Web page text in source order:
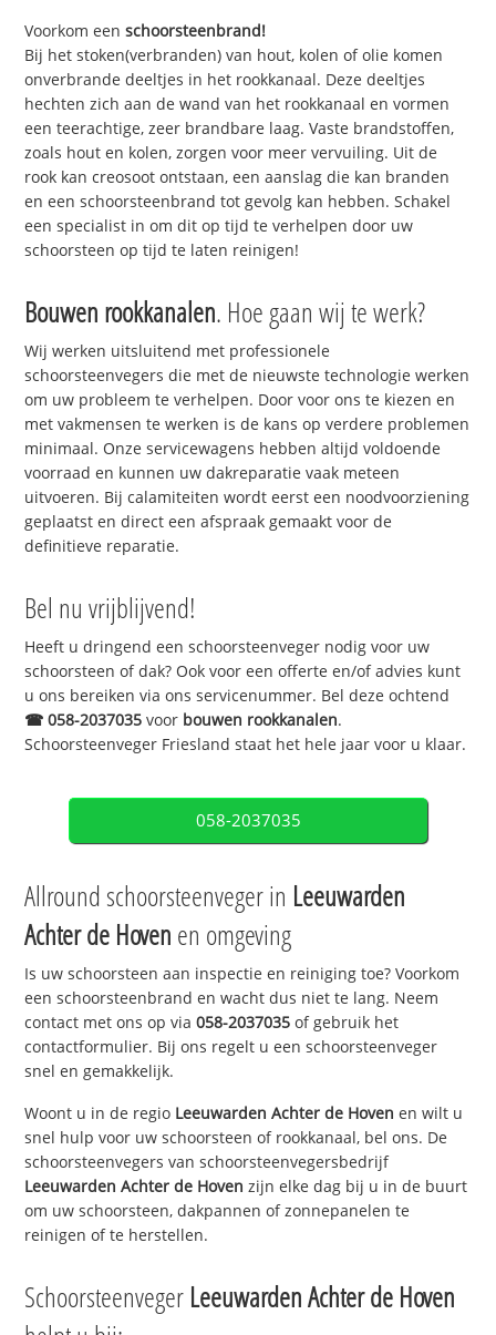
Voorkom eenschoorsteenbrand!
Bij het stoken(verbranden) van hout, kolen of olie komen
onverbrande deeltjes in het rookkanaal. Deze deeltjes
hechten zich aan de wand van het rookkanaal en vormen
een teerachtige, zeer brandbare laag. Vaste brandstoffen,
zoals hout en kolen, zorgen voor meer vervuiling. Uit de
rook kan creosoot ontstaan, een aanslag die kan branden
en een schoorsteenbrand tot gevolg kan hebben. Schakel
een specialist in om dit op tijd te verhelpen door uw
schoorsteen op tijd te laten reinigen!
Bouwen rookkanalen. Hoe gaan wij te werk?
Wij werken uitsluitend met professionele
schoorsteenvegers die met de nieuwste technologie werken
om uw probleem te verhelpen. Door voor ons te kiezen en
met vakmensen te werken is de kans op verdere problemen
minimaal. Onze servicewagens hebben altijd voldoende
voorraad en kunnen uw dakreparatie vaak meteen
uitvoeren. Bij calamiteiten wordt eerst een noodvoorziening
geplaatst en direct een afspraak gemaakt voor de
definitieve reparatie.
Bel nu vrijblijvend!
Heeft u dringend een schoorsteenveger nodig voor uw
schoorsteen of dak? Ook voor een offerte en/of advies kunt
u ons bereiken via ons servicenummer. Bel deze ochtend
☎058-2037035 voor bouwen rookkanalen.
Schoorsteenveger Friesland staat het hele jaar voor u klaar.
058-2037035
Allround schoorsteenveger in Leeuwarden
Achter de Hoven en omgeving
Is uw schoorsteen aan inspectie en reiniging toe? Voorkom
een schoorsteenbrand en wacht dus niet te lang. Neem
contact met ons op via058-2037035 of gebruik het
contactformulier. Bij ons regelt u een schoorsteenveger
snel en gemakkelijk.
Woont u in de regio Leeuwarden Achter de Hoven en wilt u
snel hulp voor uw schoorsteen of rookkanaal, bel ons. De
schoorsteenvegers van schoorsteenvegersbedrijf
Leeuwarden Achter de Hoven zijn elke dag bij u in de buurt
om uw schoorsteen, dakpannen of zonnepanelen te
reinigen of te herstellen.
Schoorsteenveger Leeuwarden Achter de Hoven